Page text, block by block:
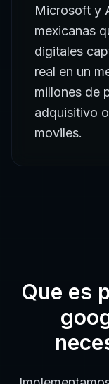
Microsoft y
mexicanas
digitales
real en un
millones de
adquisitivo
moviles.
Que es